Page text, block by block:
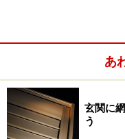
窓シャッター
るもの
あ
玄関に
う